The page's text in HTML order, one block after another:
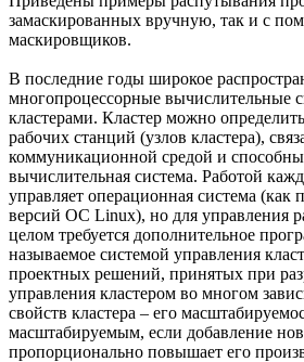
замаскированных вручную, так и с
маскировщиков.
В последние годы широкое
многопроцессорные вычислительные
кластерами. Кластер можно
рабочих станций (узлов кластера),
коммуникационной средой и
вычислительная система. Работой
управляет операционная система (как
версий ОС Linux), но для управления
целом требуется дополнительное
называемое системой управления
проектных решений, принятых при
управления кластером во многом
свойств кластера – его
масштабируемым, если добавление
пропорционально повышает его